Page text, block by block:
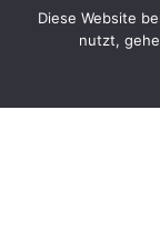
Diese Website
nutzt,